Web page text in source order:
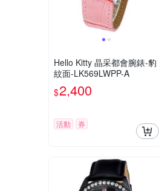
Hello Kitty 晶采都會腕錶-豹
紋面-LK569LWPP-A
$2,400
活動 券